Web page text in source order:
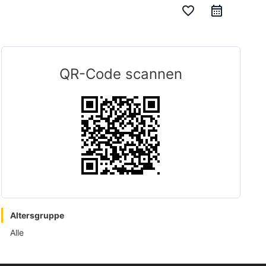
favorite_border
QR-Code scannen
Altersgruppe
Alle